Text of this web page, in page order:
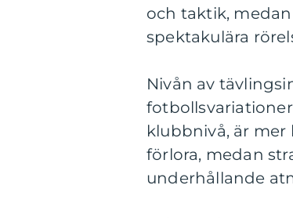
och taktik,
spektakulära
Nivån av
klubbnivå, är
förlora, medan
underhållande